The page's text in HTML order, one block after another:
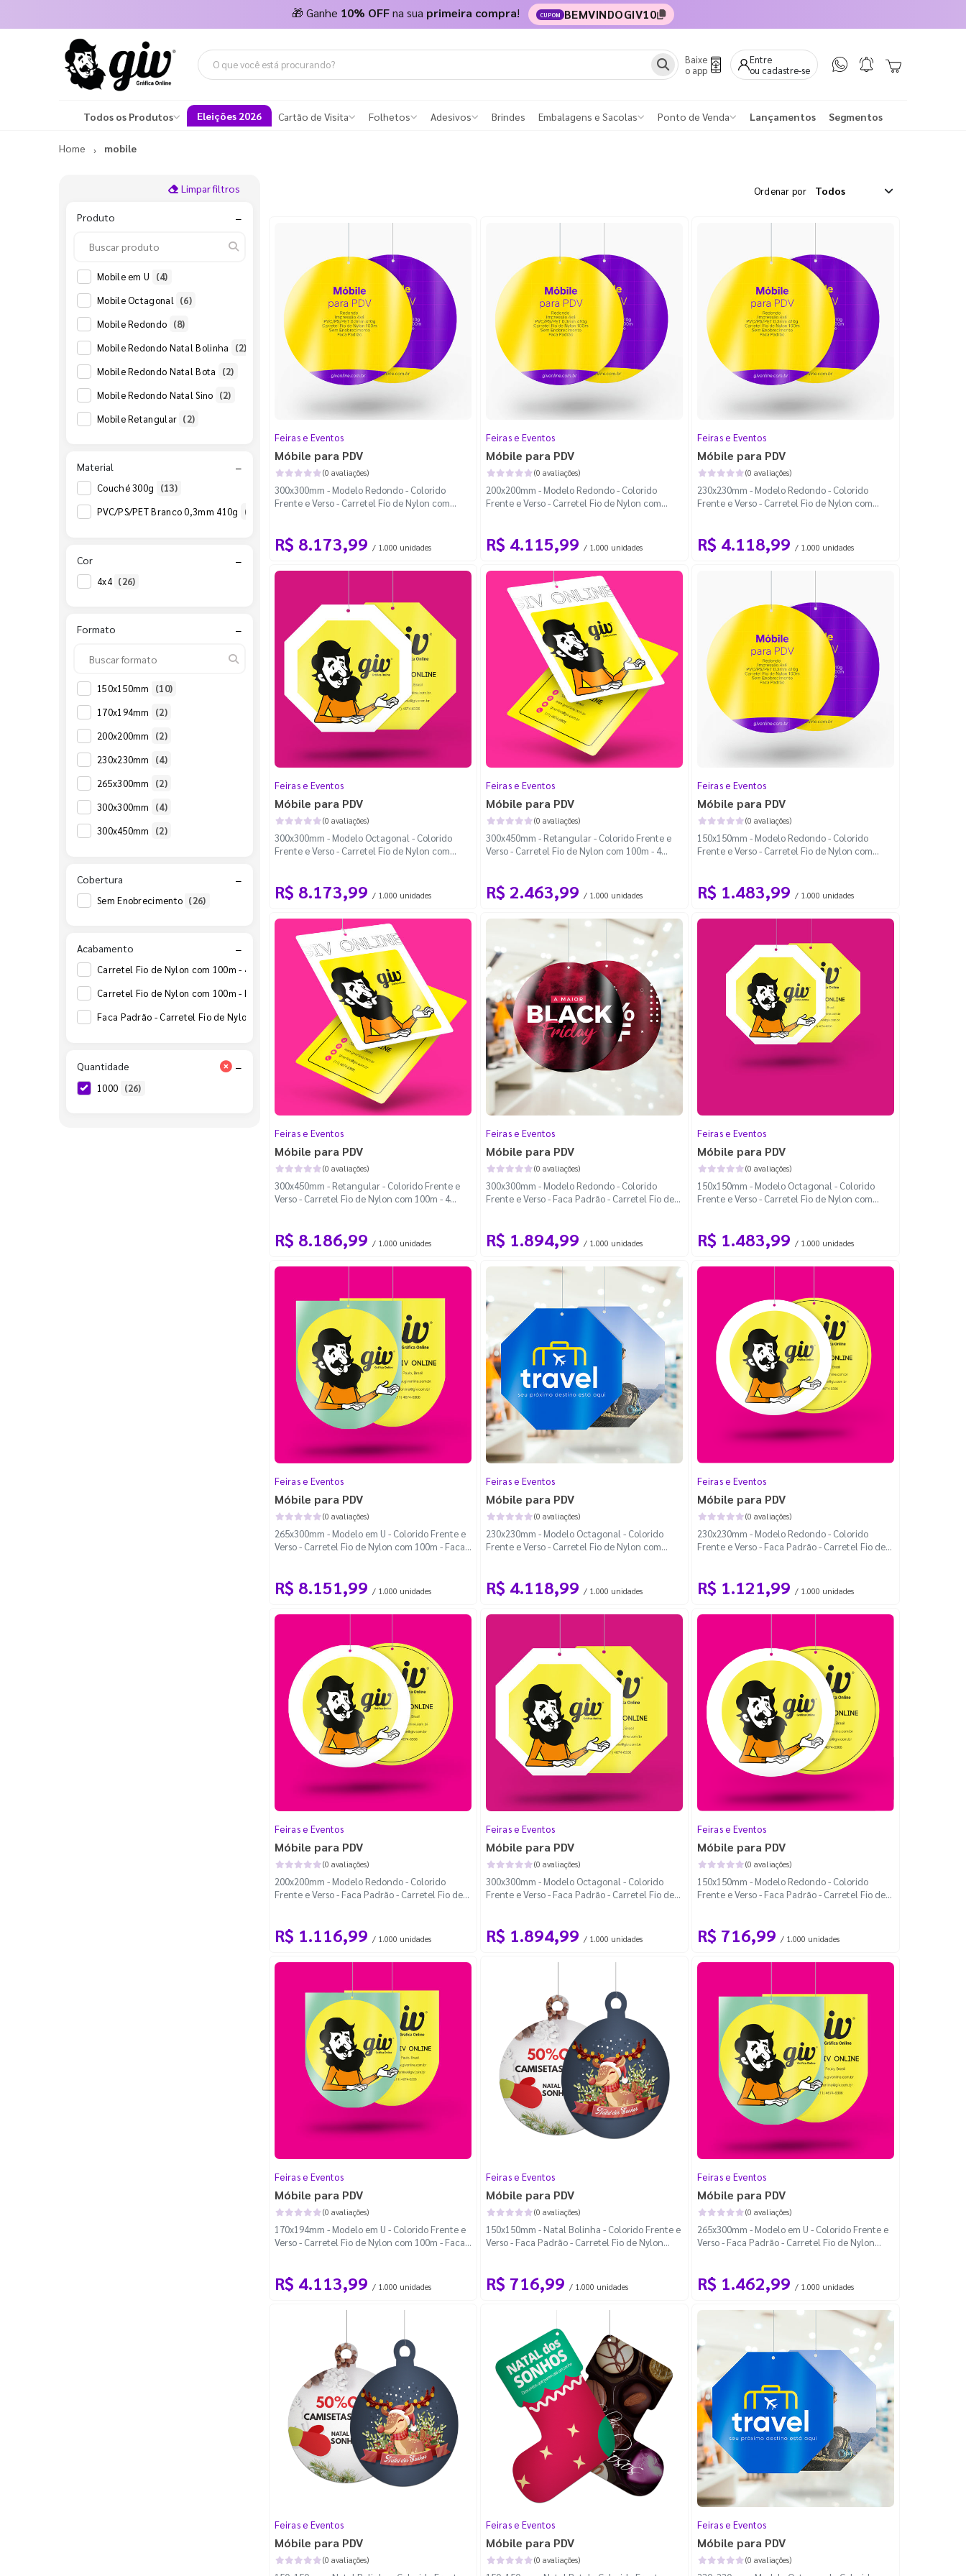
🎁 Ganhe 10% OFFna sua primeira compra! CUPOM BEMVINDOGIV10
Baixe
o app
Entre
ou cadastre-se
Todos os Produtos Eleições 2026 Cartão de Visita Folhetos Adesivos Brindes Embalagens e Sacolas Ponto de Venda Lançamentos Segmentos
Home mobile
Limpar filtros
Produto −
Mobile em U
(4)
Mobile Octagonal
(6)
Mobile Redondo (8)
Mobile Redondo Natal Bolinha
(2)
Mobile Redondo Natal Bota
(2)
Mobile Redondo Natal Sino (2)
Mobile Retangular (2)
Material −
Couché 300g
(13)
PVC/PS/PET Branco 0,3mm 410g
(13)
Cor −
4x4 (26)
Formato −
150x150mm
(10)
170x194mm
(2)
200x200mm
(2)
230x230mm
(4)
265x300mm
(2)
300x300mm
(4)
300x450mm
(2)
Cobertura −
Sem Enobrecimento (26)
Acabamento −
Carretel Fio de Nylon com 100m - 4 Cantos Arredondados (2)
Carretel Fio de Nylon com 100m - Faca Padrão
Faca Padrão - Carretel Fio de Nylon com 100m
Quantidade −
1000 (26)
Ordenar por
Feiras e Eventos
Móbile para PDV
(0 avaliações)
300x300mm - Modelo Redondo - Colorido
Frente e Verso - Carretel Fio de Nylon com
R$ 8.173,99 / 1.000 unidades
Feiras e Eventos
Móbile para PDV
(0 avaliações)
200x200mm - Modelo Redondo - Colorido
Frente e Verso - Carretel Fio de Nylon com
R$ 4.115,99 / 1.000 unidades
Feiras e Eventos
Móbile para PDV
(0 avaliações)
230x230mm - Modelo Redondo - Colorido
Frente e Verso - Carretel Fio de Nylon com
R$ 4.118,99 / 1.000 unidades
Feiras e Eventos
Móbile para PDV
(0 avaliações)
300x300mm - Modelo Octagonal - Colorido
Frente e Verso - Carretel Fio de Nylon com
R$ 8.173,99 / 1.000 unidades
Feiras e Eventos
Móbile para PDV
(0 avaliações)
300x450mm - Retangular - Colorido Frente e
Verso - Carretel Fio de Nylon com 100m - 4
R$ 2.463,99 / 1.000 unidades
Feiras e Eventos
Móbile para PDV
(0 avaliações)
150x150mm - Modelo Redondo - Colorido
Frente e Verso - Carretel Fio de Nylon com
R$ 1.483,99 / 1.000 unidades
Feiras e Eventos
Móbile para PDV
(0 avaliações)
300x450mm - Retangular - Colorido Frente e
Verso - Carretel Fio de Nylon com 100m - 4
R$ 8.186,99 / 1.000 unidades
Feiras e Eventos
Móbile para PDV
(0 avaliações)
300x300mm - Modelo Redondo - Colorido
Frente e Verso - Faca Padrão - Carretel Fio de
R$ 1.894,99 / 1.000 unidades
Feiras e Eventos
Móbile para PDV
(0 avaliações)
150x150mm - Modelo Octagonal - Colorido
Frente e Verso - Carretel Fio de Nylon com
R$ 1.483,99 / 1.000 unidades
Feiras e Eventos
Móbile para PDV
(0 avaliações)
265x300mm - Modelo em U - Colorido Frente e
Verso - Carretel Fio de Nylon com 100m - Faca
R$ 8.151,99 / 1.000 unidades
Feiras e Eventos
Móbile para PDV
(0 avaliações)
230x230mm - Modelo Octagonal - Colorido
Frente e Verso - Carretel Fio de Nylon com
R$ 4.118,99 / 1.000 unidades
Feiras e Eventos
Móbile para PDV
(0 avaliações)
230x230mm - Modelo Redondo - Colorido
Frente e Verso - Faca Padrão - Carretel Fio de
R$ 1.121,99 / 1.000 unidades
Feiras e Eventos
Móbile para PDV
(0 avaliações)
200x200mm - Modelo Redondo - Colorido
Frente e Verso - Faca Padrão - Carretel Fio de
R$ 1.116,99 / 1.000 unidades
Feiras e Eventos
Móbile para PDV
(0 avaliações)
300x300mm - Modelo Octagonal - Colorido
Frente e Verso - Faca Padrão - Carretel Fio de
R$ 1.894,99 / 1.000 unidades
Feiras e Eventos
Móbile para PDV
(0 avaliações)
150x150mm - Modelo Redondo - Colorido
Frente e Verso - Faca Padrão - Carretel Fio de
R$ 716,99 / 1.000 unidades
Feiras e Eventos
Móbile para PDV
(0 avaliações)
170x194mm - Modelo em U - Colorido Frente e
Verso - Carretel Fio de Nylon com 100m - Faca
R$ 4.113,99 / 1.000 unidades
Feiras e Eventos
Móbile para PDV
(0 avaliações)
150x150mm - Natal Bolinha - Colorido Frente e
Verso - Faca Padrão - Carretel Fio de Nylon
R$ 716,99 / 1.000 unidades
Feiras e Eventos
Móbile para PDV
(0 avaliações)
265x300mm - Modelo em U - Colorido Frente e
Verso - Faca Padrão - Carretel Fio de Nylon
R$ 1.462,99 / 1.000 unidades
Feiras e Eventos
Móbile para PDV
(0 avaliações)
Feiras e Eventos
Móbile para PDV
(0 avaliações)
Feiras e Eventos
Móbile para PDV
(0 avaliações)